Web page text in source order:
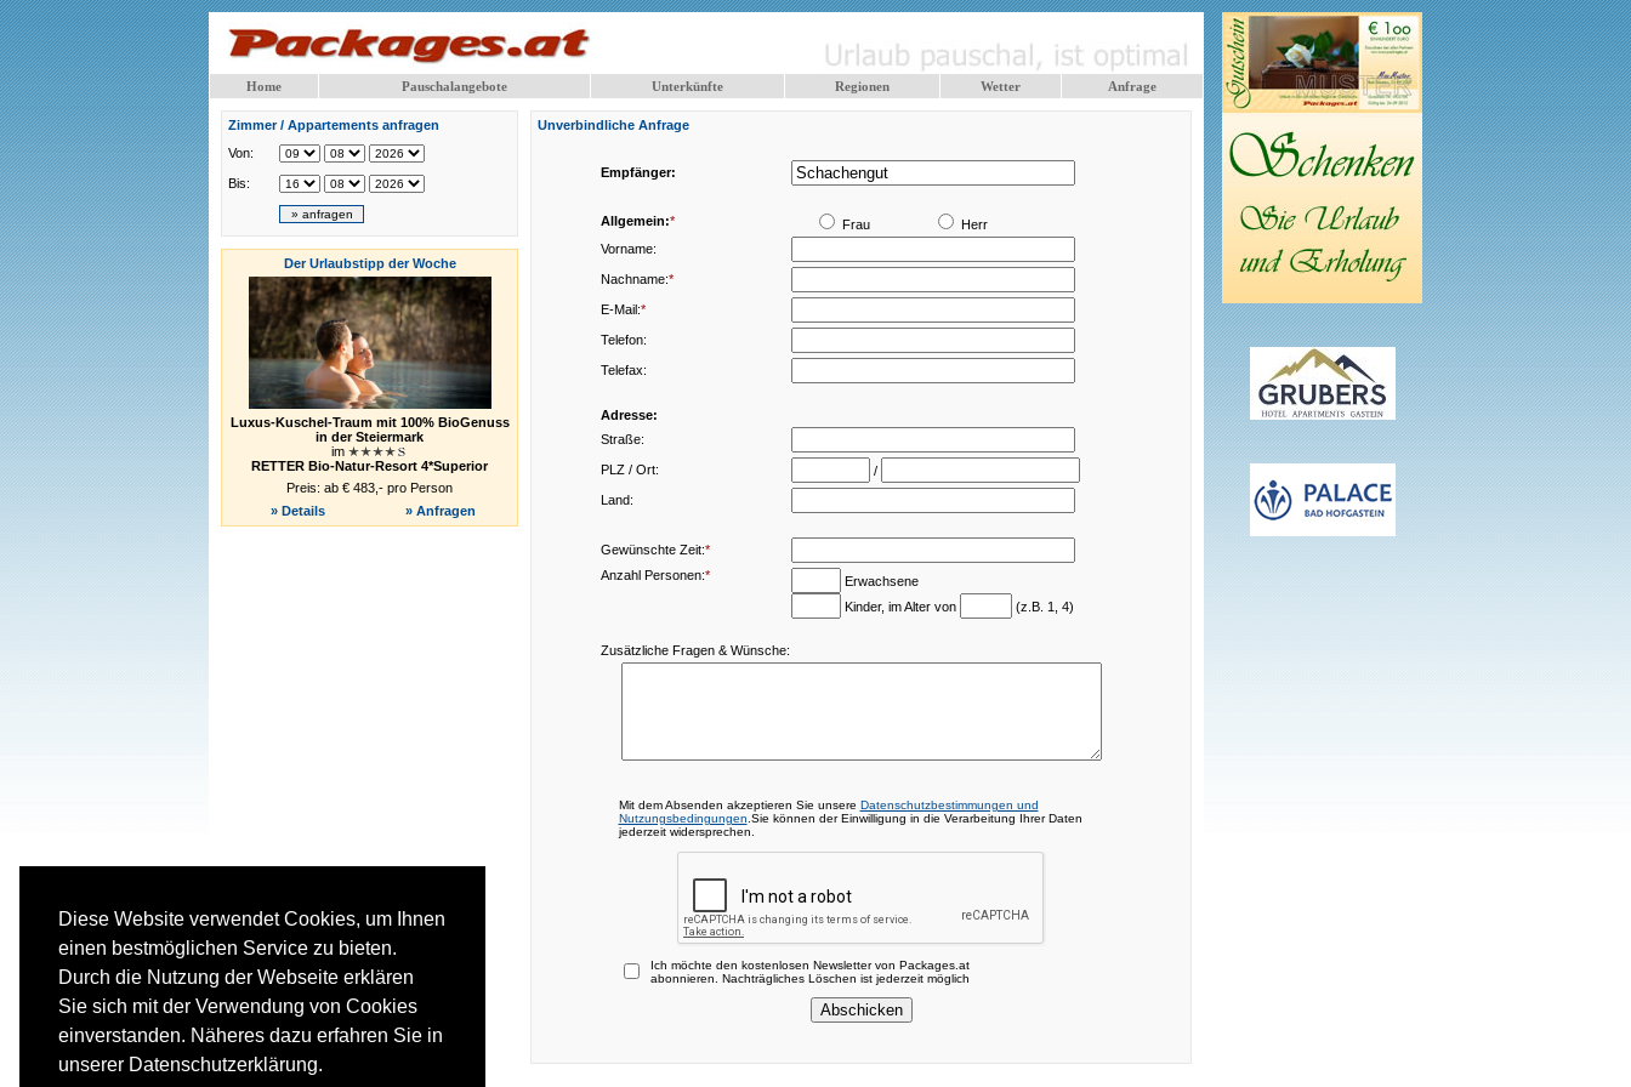
Diese Website verwendet Cookies, um Ihnen
einen bestmöglichen Service zu bieten.
Durch die Nutzung der Webseite erklären
Sie sich mit der Verwendung von Cookies
einverstanden. Näheres dazu erfahren Sie in
unserer Datenschutzerklärung.
Home Pauschalangebote Unterkünfte Regionen Wetter Anfrage
Zimmer / Appartements anfragen
Von:
Bis:
Der Urlaubstipp der Woche
Luxus-Kuschel-Traum mit 100% BioGenuss
in der Steiermark
im
RETTER Bio-Natur-Resort 4*Superior
Preis: ab € 483,- pro Person
» Details
» Anfragen
Unverbindliche Anfrage
Empfänger:
Allgemein:* Frau
Herr
Vorname:
Nachname:*
E-Mail:*
Telefon:
Telefax:
Adresse:
Straße:
PLZ / Ort:
/
Land:
Gewünschte Zeit:*
Anzahl Personen:*
Erwachsene
Kinder, im Alter von
(z.B. 1, 4)
Zusätzliche Fragen & Wünsche:
Mit dem Absenden akzeptieren Sie unsere Datenschutzbestimmungen und
Nutzungsbedingungen .Sie können der Einwilligung in die Verarbeitung Ihrer Daten
jederzeit widersprechen.
Ich möchte den kostenlosen Newsletter von Packages.at
abonnieren. Nachträgliches Löschen ist jederzeit möglich